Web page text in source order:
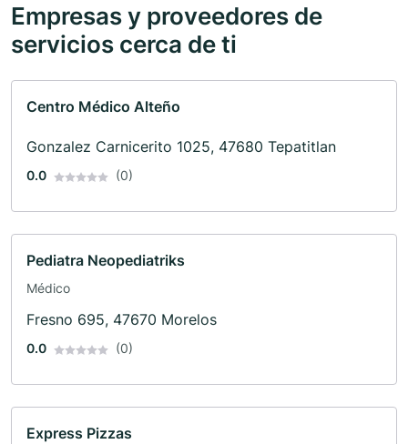
Empresas y proveedores de
servicios cerca de ti
Centro Médico Alteño
Gonzalez Carnicerito 1025, 47680 Tepatitlan
0.0 (0)
Pediatra Neopediatriks
Médico
Fresno 695, 47670 Morelos
0.0 (0)
Express Pizzas